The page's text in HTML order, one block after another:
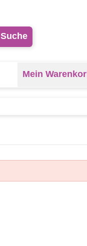
Suche
Mein